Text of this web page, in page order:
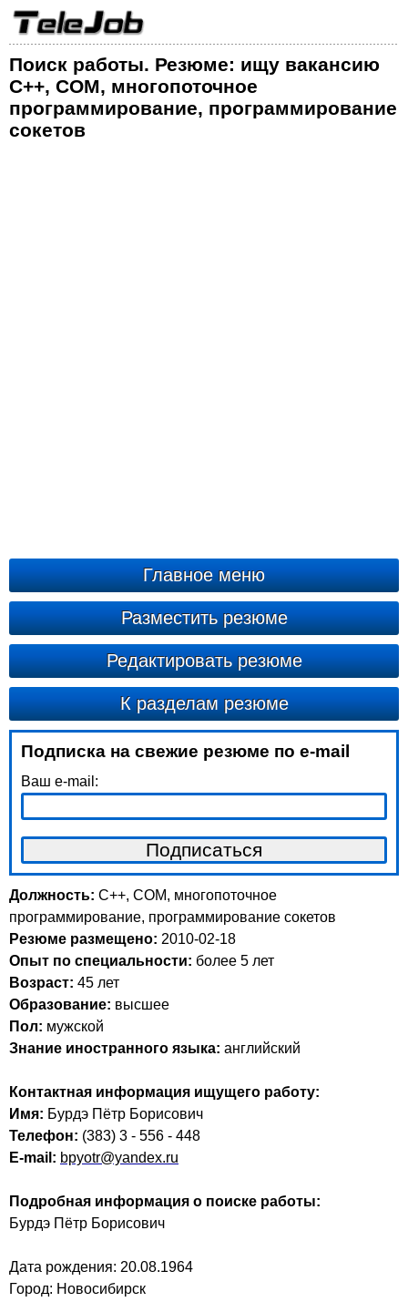
Поиск работы. Резюме: ищу вакансию
C++, COM, многопоточное
программирование, программирование
сокетов
Главное меню
Разместить резюме
Редактировать резюме
К разделам резюме
Подписка на свежие резюме по e-mail
Ваш e-mail:
Должность: C++, COM, многопоточное
программирование, программирование сокетов
Резюме размещено: 2010-02-18
Опыт по специальности: более 5 лет
Возраст: 45 лет
Образование: высшее
Пол: мужской
Знание иностранного языка: английский
Контактная информация ищущего работу:
Имя: Бурдэ Пётр Борисович
Телефон: (383) 3 - 556 - 448
E-mail: bpyotr@yandex.ru
Подробная информация о поиске работы:
Бурдэ Пётр Борисович
Дата рождения: 20.08.1964
Город: Новосибирск